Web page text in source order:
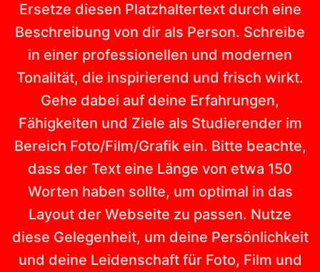
Ersetze diesen Platzhaltertext durch eine
Beschreibung von dir als Person. Schreibe
in einer professionellen und modernen
Tonalität, die inspirierend und frisch wirkt.
Gehe dabei auf deine Erfahrungen,
Fähigkeiten und Ziele als Studierender im
Bereich Foto/Film/Grafik ein. Bitte beachte,
dass der Text eine Länge von etwa 150
Worten haben sollte, um optimal in das
Layout der Webseite zu passen. Nutze
diese Gelegenheit, um deine Persönlichkeit
und deine Leidenschaft für Foto, Film und